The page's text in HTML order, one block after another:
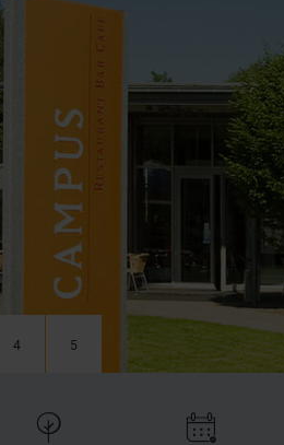
Lage & Anreise
4 5
; [